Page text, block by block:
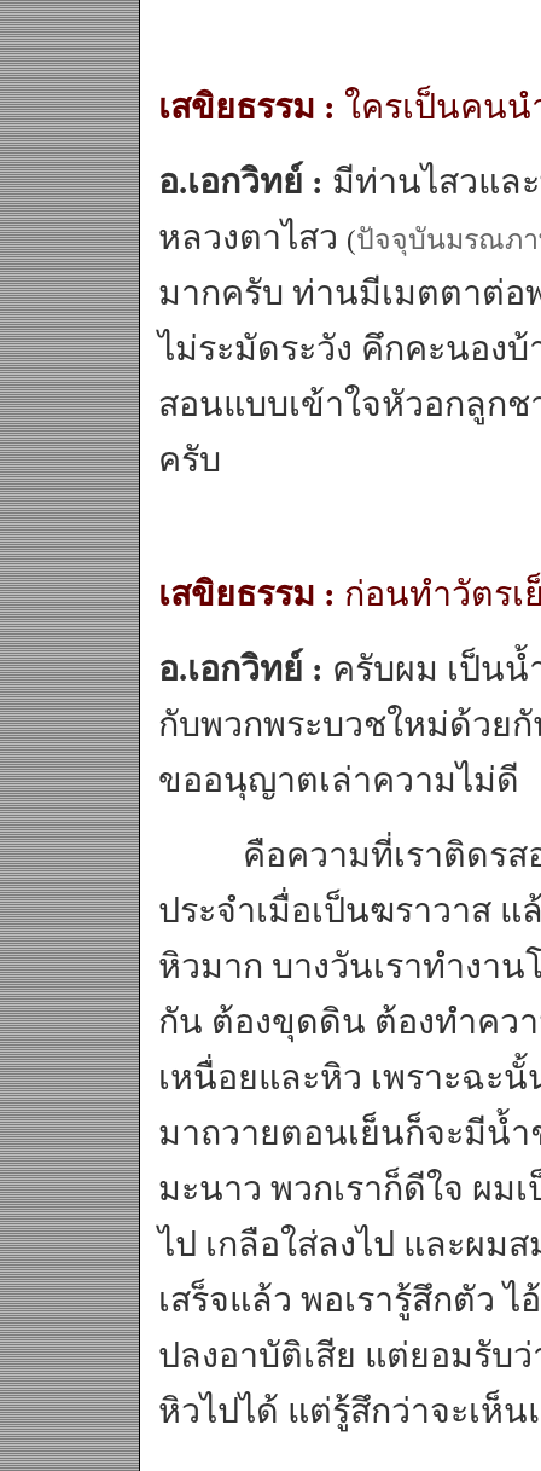
เสขิยธรรม : ใครเป็นคน
อ.เอกวิทย์ : มีท่านไสวแล
หลวงตาไสว (ปัจจุบันมรณภ
มากครับ ท่านมีเมตตาต่อ
ไม่ระมัดระวัง คึกคะนอง
สอนแบบเข้าใจหัวอกลูกช
ครับ
เสขิยธรรม : ก่อนทำวัตร
อ.เอกวิทย์ : ครับผม เป็นน้
กับพวกพระบวชใหม่ด้วย
ขออนุญาตเล่าความไม่ดี
คือความที่เราติดรสอ
ประจำเมื่อเป็นฆราวาส
หิวมาก บางวันเราทำงา
กัน ต้องขุดดิน ต้องทำคว
เหนื่อยและหิว เพราะฉะนั้
มาถวายตอนเย็นก็จะมีน้
มะนาว พวกเราก็ดีใจ ผม
ไป เกลือใส่ลงไป และผม
เสร็จแล้ว พอเรารู้สึกตัว
ปลงอาบัติเสีย แต่ยอมรับ
หิวไปได้ แต่รู้สึกว่าจะเห็